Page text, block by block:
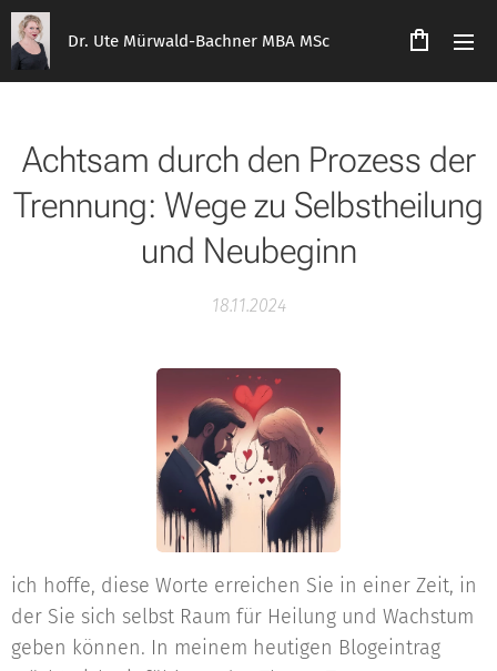
Dr. Ute Mürwald-Bachner MBA MSc
Achtsam durch den Prozess der
Trennung: Wege zu Selbstheilung
und Neubeginn
18.11.2024
ich hoffe, diese Worte erreichen Sie in einer Zeit, in
der Sie sich selbst Raum für Heilung und Wachstum
geben können. In meinem heutigen Blogeintrag